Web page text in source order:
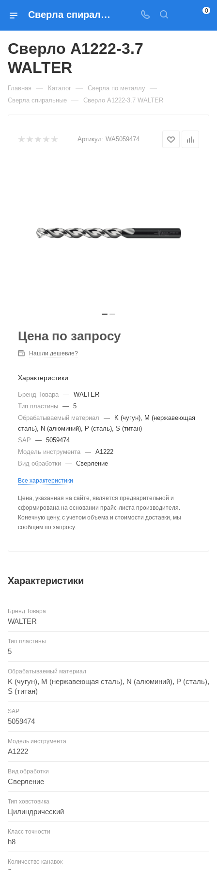
Сверла спиральные Сверло A1222-3.7 WALTER — купить по выгодным ценам в Москве 0
Сверло A1222-3.7
WALTER
Главная — Каталог — Сверла по металлу —
Сверла спиральные — Сверло A1222-3.7 WALTER
Артикул: WA5059474
Цена по запросу
Нашли дешевле?
Характеристики
Бренд Товара — WALTER
Тип пластины — 5
Обрабатываемый материал
—
K (чугун), M (нержавеющая
сталь), N (алюминий), P (сталь), S (титан)
SAP
— 5059474
Модель инструмента — A1222
Вид обработки — Сверление
Все характеристики
Цена, указанная на сайте, является предварительной и
сформирована на основании прайс-листа производителя.
Конечную цену, с учетом объема и стоимости доставки, мы
сообщим по запросу.
Характеристики
Бренд Товара
WALTER
Тип пластины
5
Обрабатываемый материал
K (чугун), M (нержавеющая сталь), N (алюминий), P (сталь),
S (титан)
SAP
5059474
Модель инструмента
A1222
Вид обработки
Сверление
Тип ховстовика
Цилиндрический
Класс точности
h8
Количество канавок